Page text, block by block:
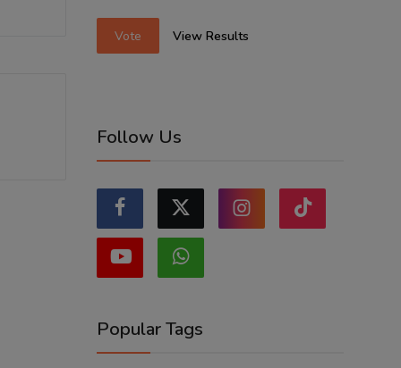
Vote View Results
Follow Us
Popular Tags